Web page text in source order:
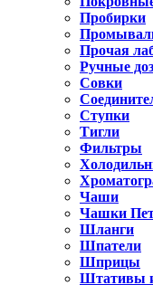
Пробирки
Прочая
Ручные
Совки
Ступки
Тигли
Фильтры
Чаши
Чашки
Шланги
Шпатели
Шприцы
Штативы